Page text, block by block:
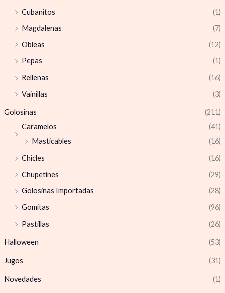
Cubanitos
(1)
Magdalenas
(7)
Obleas
(12)
Pepas
(1)
Rellenas
(16)
Vainillas
(3)
Golosinas
(211)
Caramelos
(41)
Masticables
(16)
Chicles
(16)
Chupetines
(29)
Golosinas Importadas
(28)
Gomitas
(96)
Pastillas
(26)
Halloween (53)
Jugos (31)
Novedades (1)